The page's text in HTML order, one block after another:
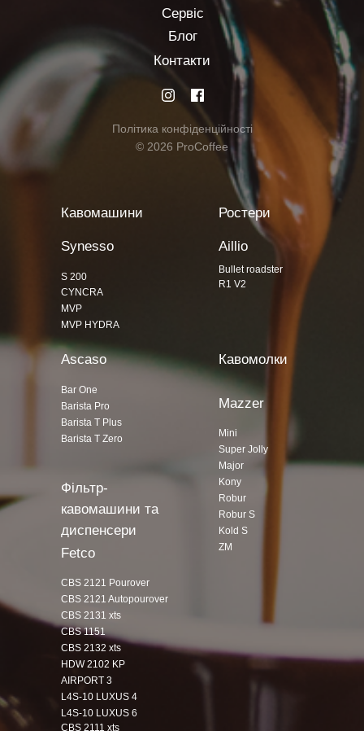
Сервіс
Контакти
Блог
Політика конфіденційності
© 2026 ProCoffee
Кавомашини Ростери
Фільтр-
кавомашини та
диспенсери
Кавомолки
Synesso
Ascaso
Fetco
Mazzer
S 200
CYNCRA
MVP
MVP HYDRA
Bar One
Barista Pro
Barista T Plus
CBS 2121 Pourover
CBS 2132 xts
L4S-10 LUXUS 4
AIRPORT 3
HDW 2102 KP
CBS 1151
CBS 2131 xts
Mini
Major
Super Jolly
Robur
Kony
Kold S
ZM
L4S-10 LUXUS 6
Barista T Zero
Robur S
CBS 2121 Autopourover
CBS 2111 xts
Aillio
Bullet roadster
R1 V2